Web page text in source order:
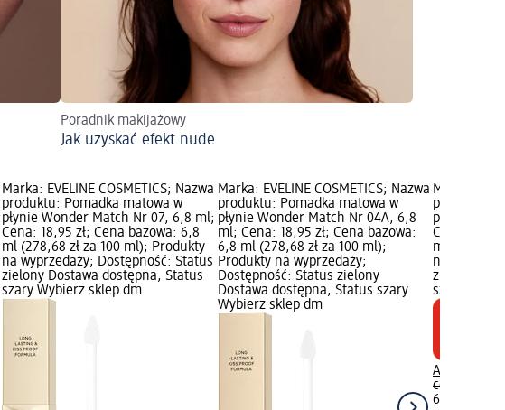
Poradnik makijażowy
Jak uzyskać efekt nude
Marka: EVELINE COSMETICS; Nazwa
produktu: Pomadka matowa w
płynie Wonder Match Nr 07, 6,8 ml;
Cena: 18,95 zł; Cena bazowa: 6,8
ml (278,68 zł za 100 ml); Produkty
na wyprzedaży; Dostępność: Status
zielony Dostawa dostępna, Status
szary Wybierz sklep dm
Marka: EVELINE COSMETICS; Nazwa
produktu: Pomadka matowa w
płynie Wonder Match Nr 04A, 6,8
ml; Cena: 18,95 zł; Cena bazowa:
6,8 ml (278,68 zł za 100 ml);
Produkty na wyprzedaży;
Dostępność: Status zielony
Dostawa dostępna, Status szary
Wybierz sklep dm
Marka:
produktu:
płynie
Cena:
ml (278,68
na
zielony
szary
Aktualna
cena:
6,8 ml